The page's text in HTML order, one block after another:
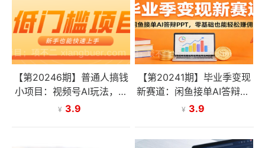
【第20246期】普通人搞钱
小项目：视频号AI玩法，轻
松制作10W+靠播放量月入
¥ 3.9
【第20241期】毕业季变现
新赛道：闲鱼接单AI答辩PP
T，零基础也能轻松赚佣金
¥ 3.9